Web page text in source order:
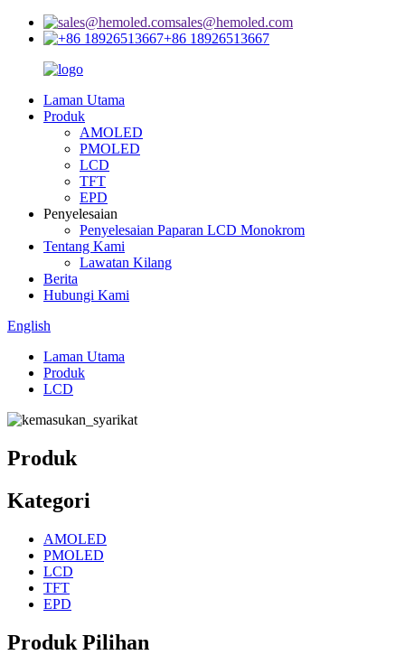
sales@hemoled.com
+86 18926513667
Laman Utama
Produk
AMOLED
PMOLED
LCD
TFT
EPD
Penyelesaian
Penyelesaian Paparan LCD Monokrom
Tentang Kami
Lawatan Kilang
Berita
Hubungi Kami
English
Laman Utama
Produk
LCD
Produk
Kategori
AMOLED
PMOLED
LCD
TFT
EPD
Produk Pilihan